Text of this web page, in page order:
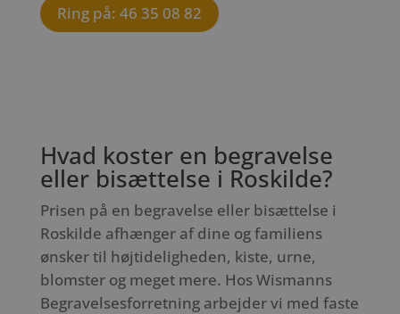
Ring på: 46 35 08 82
Hvad koster en begravelse
eller bisættelse i Roskilde?
Prisen på en begravelse eller bisættelse i
Roskilde afhænger af dine og familiens
ønsker til højtideligheden, kiste, urne,
blomster og meget mere. Hos Wismanns
Begravelsesforretning arbejder vi med faste